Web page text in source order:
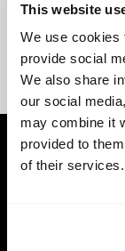
This website
We use cookies
provide social
We also share
our social
may combine it
provided to
of their services.